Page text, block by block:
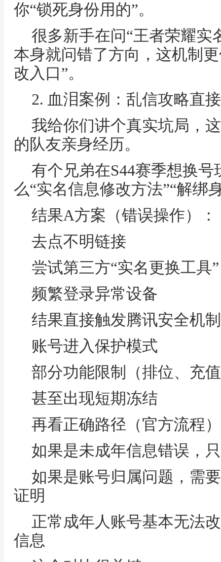
你“锁死身份用的”。
很多新手在问“王者荣耀实
本身就问错了方向，这机制
改入口”。
2. 血泪案例：乱信攻略直
我给你们讲个真实坑局，
的队友亲身经历。
有个兄弟在S44赛季想换
么“实名信息修改方法”“解绑
结果A方案（错误操作）：
去点不明链接
尝试第三方“实名更换工具”
频繁登录异常设备
结果直接触发腾讯安全机
账号进入保护模式
部分功能限制（排位、充
甚至出现短期冻结
再看正确路径（官方流程
如果是未成年信息错误，
如果是账号归属问题，需
证明
正常成年人账号基本无法
信息